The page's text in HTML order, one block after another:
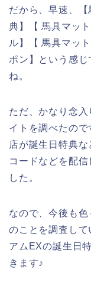
だから、早速、
典】【 馬具マッ
ル】【 馬具マッ
ポン】という感
ね。
ただ、かなり念
イトを調べたの
店が誕生日特典
コードなどを配
した。
なので、今後も
のことを調査して
アムEXの誕生日
きます♪